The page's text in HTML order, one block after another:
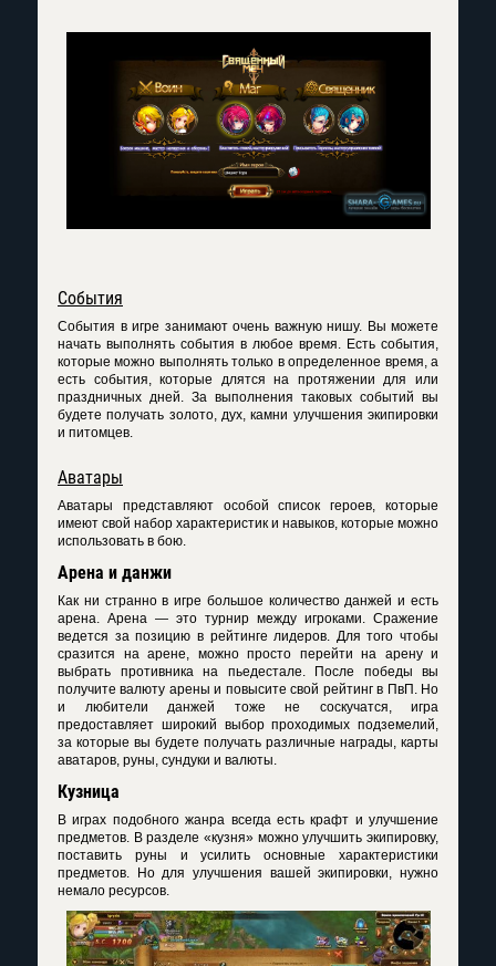
События
События в игре занимают очень важную нишу. Вы можете
начать выполнять события в любое время. Есть события,
которые можно выполнять только в определенное время, а
есть события, которые длятся на протяжении для или
праздничных дней. За выполнения таковых событий вы
будете получать золото, дух, камни улучшения экипировки
и питомцев.
Аватары
Аватары представляют особой список героев, которые
имеют свой набор характеристик и навыков, которые можно
использовать в бою.
Арена и данжи
Как ни странно в игре большое количество данжей и есть
арена. Арена — это турнир между игроками. Сражение
ведется за позицию в рейтинге лидеров. Для того чтобы
сразится на арене, можно просто перейти на арену и
выбрать противника на пьедестале. После победы вы
получите валюту арены и повысите свой рейтинг в ПвП. Но
и любители данжей тоже не соскучатся, игра
предоставляет широкий выбор проходимых подземелий,
за которые вы будете получать различные награды, карты
аватаров, руны, сундуки и валюты.
Кузница
В играх подобного жанра всегда есть крафт и улучшение
предметов. В разделе «кузня» можно улучшить экипировку,
поставить руны и усилить основные характеристики
предметов. Но для улучшения вашей экипировки, нужно
немало ресурсов.